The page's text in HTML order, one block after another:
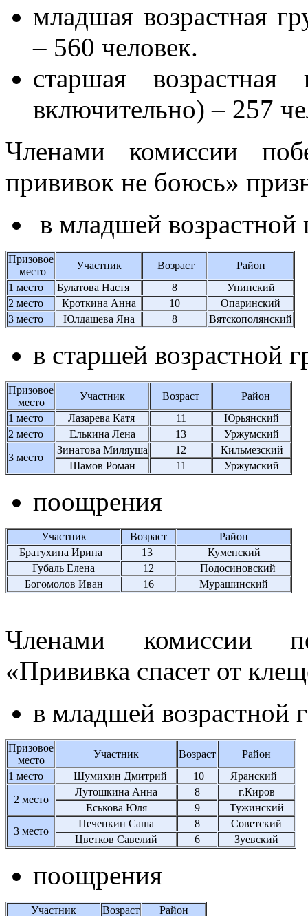
младшая возрастная
– 560 человек.
старшая
включительно) – 257
Членами комиссии
прививок не боюсь»
в младшей возрастной
Призовое
место
Участник Возраст
Район
1 место
Булатова Настя 8
Унинский
2 место
Кроткина Анна 10
Опаринский
3 место
Юлдашева Яна 8 Вятскополянский
в старшей возрастной
Призовое
место
Участник Возраст
Район
1 место
Лазарева Катя 11
Юрьянский
2 место
Елькина Лена 13
Уржумский
3 место
Зинатова Миляуша 12
Кильмезский
Шамов Роман
11 Уржумский
поощрения
Участник Возраст
Район
Братухина Ирина
13
Куменский
Губаль Елена
12
Подосиновский
Богомолов Иван
16 Мурашинский
Членами комиссии
«Прививка спасет от
в младшей возрастной
Призовое
место
Участник Возраст
Район
1 место
Шумихин Дмитрий 10
Яранский
2 место
Лутошкина Анна 8
г.Киров
Еськова Юля
9
Тужинский
3 место
Печенкин Саша 8
Советский
Цветков Савелий
6 Зуевский
поощрения
Участник Возраст Район